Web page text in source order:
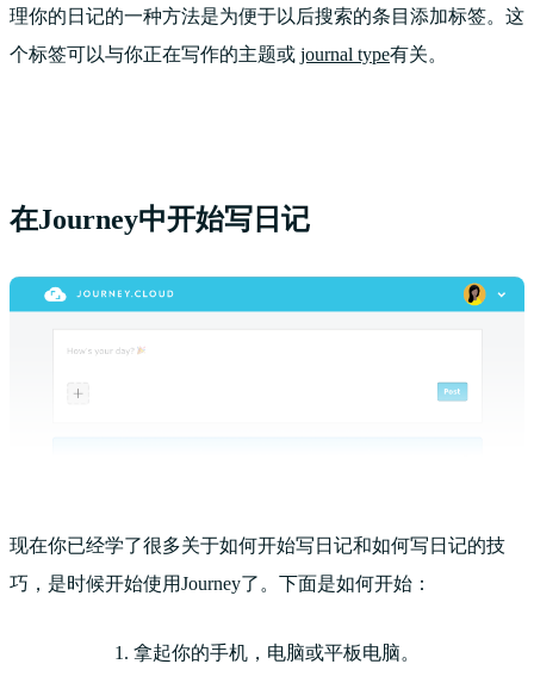
理你的日记的一种方法是为便于以后搜索的条目添加标签。这
个标签可以与你正在写作的主题或 journal type有关。
在Journey中开始写日记
现在你已经学了很多关于如何开始写日记和如何写日记的技
巧，是时候开始使用Journey了。下面是如何开始：
拿起你的手机，电脑或平板电脑。